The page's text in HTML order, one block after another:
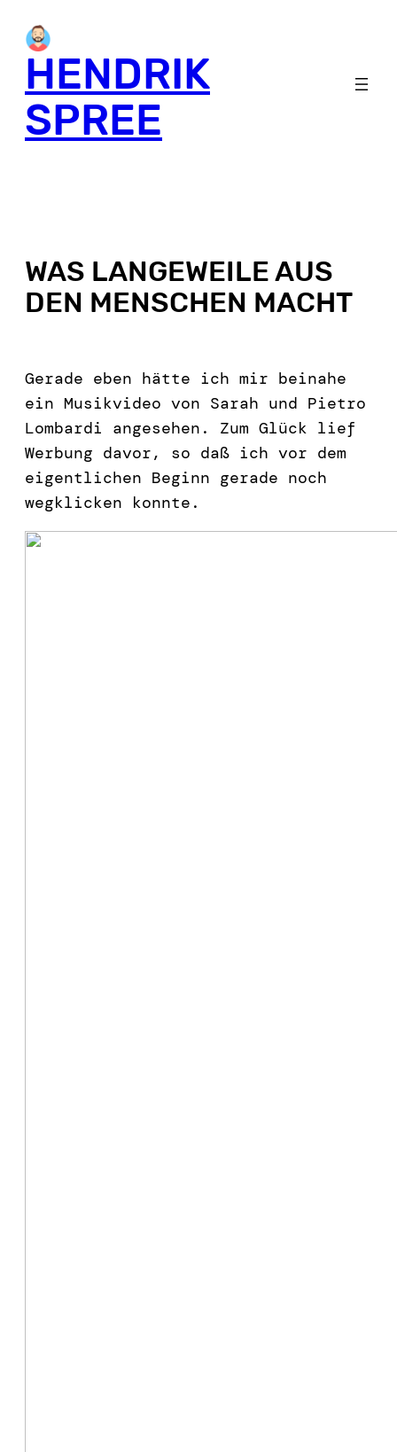
HENDRIK
SPREE
WAS LANGEWEILE AUS
DEN MENSCHEN MACHT
Gerade eben hätte ich mir beinahe
ein Musikvideo von Sarah und Pietro
Lombardi angesehen. Zum Glück lief
Werbung davor, so daß ich vor dem
eigentlichen Beginn gerade noch
wegklicken konnte.